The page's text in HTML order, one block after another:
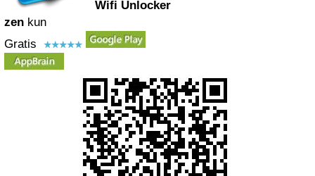
Wifi Unlocker
zen kun
Gratis